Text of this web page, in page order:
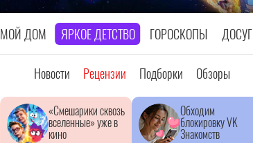
МОЙ ДОМ ЯРКОЕ ДЕТСТВО ГОРОСКОПЫ ДОСУГ
Новости Рецензии Подборки Обзоры
«Смешарики сквозь
вселенные» уже в
кино
Обходим
блокировку VK
Знакомств